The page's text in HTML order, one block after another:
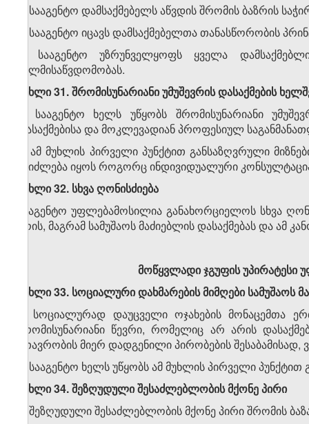
4. სააგენტო დამსაქმებელს აწვდის შრომის ბაზრის
5. სააგენტო იცავს დამსაქმებელთა თანასწორობის
6. სააგენტო უზრუნველყოფს ყველა
ხელმისაწვდომობას.
მუხლი 31. შრომისუნარიანი უმუშევრის დასაქმების
1. სააგენტო ხელს უწყობს შრომისუნარიანი
დასაქმებისა და მოკლევადიან პროფესიულ
2. ამ მუხლის პირველი პუნქტით განსაზღვრული
შეიძლება იყოს როგორც ინდივიდუალური
მუხლი 32. სხვა ღონისძიება
სააგენტო უფლებამოსილია განახორციელოს სხვა
არის, მაგრამ სამუშაოს მაძიებლის დასაქმებას და ამ
მოწყვლადი ჯგუფის უპირატესი
მუხლი 33. სოციალური დახმარების მიმღები სამუშაოს
1. სოციალურად დაუცველი ოჯახების მონაცემთა
შრომისუნარიანი წევრი, რომელიც არ არის
მთავრობის მიერ დადგენილი პირობების
2. სააგენტო ხელს უწყობს ამ მუხლის პირველი
მუხლი 34. შეზღუდული შესაძლებლობის მქონე პირი
1. შეზღუდული შესაძლებლობის მქონე პირი შრომის